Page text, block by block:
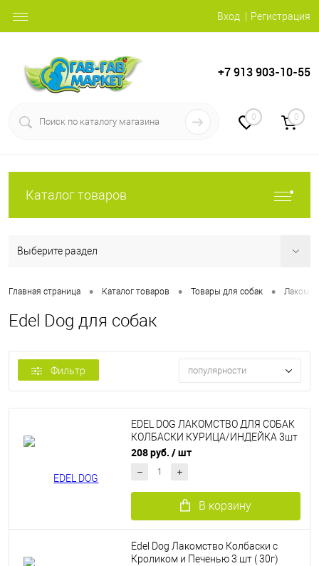
Вход Регистрация
+7 913 903-10-55
0 0
Каталог товаров
Выберите раздел
Главная страница • Каталог товаров • Товары для собак •
Edel Dog для собак
Фильтр популярности
EDEL DOG ЛАКОМСТВО ДЛЯ СОБАК
КОЛБАСКИ КУРИЦА/ИНДЕЙКА 3шт
(30г)
208 руб. / шт
В корзину
Edel Dog Лакомство Колбаски с
Кроликом и Печенью 3 шт ( 30г)